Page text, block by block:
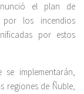
el plan de
por los incendios
por estos
implementarán,
regiones de Ñuble,